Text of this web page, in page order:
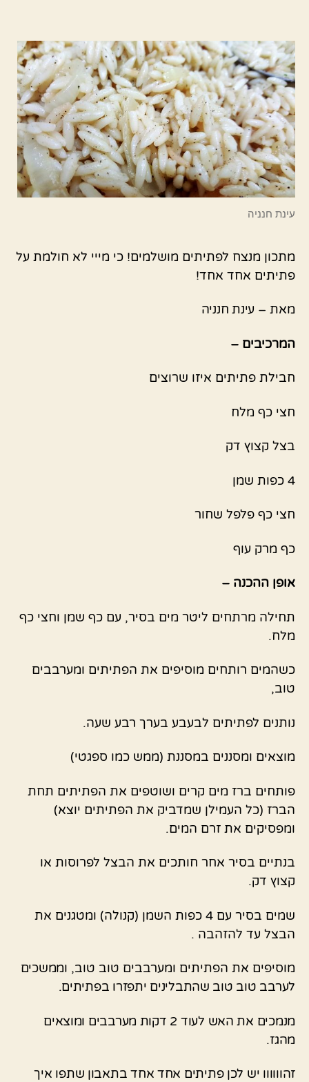
עינת חנניה
מתכון מנצח לפתיתים מושלמים! כי מייי לא חולמת על
פתיתים אחד אחד!
מאת – עינת חנניה
המרכיבים –
חבילת פתיתים איזו שרוצים
חצי כף מלח
בצל קצוץ דק
4 כפות שמן
חצי כף פלפל שחור
כף מרק עוף
אופן ההכנה –
תחילה מרתחים ליטר מים בסיר, עם כף שמן וחצי כף
מלח.
כשהמים רותחים מוסיפים את הפתיתים ומערבבים
טוב,
נותנים לפתיתים לבעבע בערך רבע שעה.
מוצאים ומסננים במסננת (ממש כמו ספגטי)
פותחים ברז מים קרים ושוטפים את הפתיתים תחת
הברז (כל העמילן שמדביק את הפתיתים יוצא)
ומפסיקים את זרם המים.
בנתיים בסיר אחר חותכים את הבצל לפרוסות או
קצוץ דק.
שמים בסיר עם 4 כפות השמן (קנולה) ומטגנים את
הבצל עד להזהבה .
מוסיפים את הפתיתים ומערבבים טוב טוב, וממשכים
לערבב טוב טוב שהתבלינים יתפזרו בפתיתים.
מנמכים את האש לעוד 2 דקות מערבבים ומוצאים
מהגז.
זהוווווו יש לכן פתיתים אחד אחד בתאבון שתפו איך